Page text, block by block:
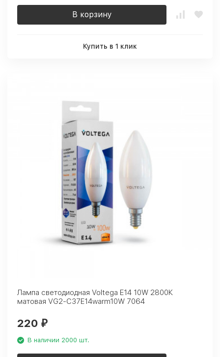
В корзину
Купить в 1 клик
Лампа светодиодная Voltega E14 10W 2800К
матовая VG2-C37E14warm10W 7064
220 ₽
В наличии 2000 шт.